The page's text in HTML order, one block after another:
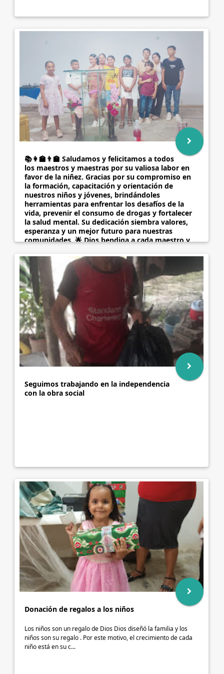
📚👩‍🏫👨‍🏫 Saludamos y felicitamos a todos
los maestros y maestras por su valiosa labor en
favor de la niñez. Gracias por su compromiso en
la formación, capacitación y orientación de
nuestros niños y jóvenes, brindándoles
herramientas para enfrentar los desafíos de la
vida, prevenir el consumo de drogas y fortalecer
la salud mental. Su dedicación siembra valores,
esperanza y un mejor futuro para nuestras
comunidades. 🌟 Dios bendiga a cada maestro y
FUSAMFRO Unidad, Solidaridad y Esperanza. ❤️🤝
📖
Seguimos trabajando en la independencia
con la obra social
Donación de regalos a los niños
Los niños son un regalo de Dios Dios diseñó la familia y los
niños son su regalo . Por este motivo, el crecimiento de cada
niño está en su c...